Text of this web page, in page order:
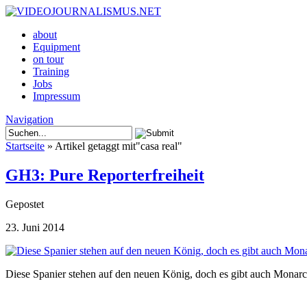
about
Equipment
on tour
Training
Jobs
Impressum
Navigation
Startseite » Artikel getaggt mit"casa real"
GH3: Pure Reporterfreiheit
Gepostet
23. Juni 2014
Diese Spanier stehen auf den neuen König, doch es gibt auch